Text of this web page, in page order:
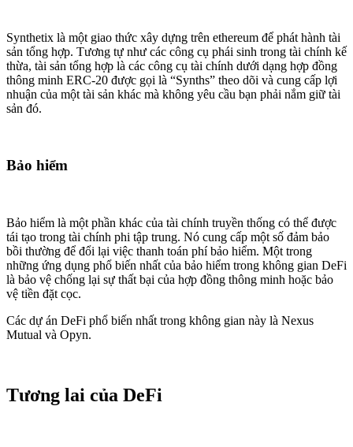
Synthetix là một giao thức xây dựng trên ethereum để phát hành tài
sản tổng hợp. Tương tự như các công cụ phái sinh trong tài chính kế
thừa, tài sản tổng hợp là các công cụ tài chính dưới dạng hợp đồng
thông minh ERC-20 được gọi là “Synths” theo dõi và cung cấp lợi
nhuận của một tài sản khác mà không yêu cầu bạn phải nắm giữ tài
sản đó.
Bảo hiểm
Bảo hiểm là một phần khác của tài chính truyền thống có thể được
tái tạo trong tài chính phi tập trung. Nó cung cấp một số đảm bảo
bồi thường để đổi lại việc thanh toán phí bảo hiểm. Một trong
những ứng dụng phổ biến nhất của bảo hiểm trong không gian DeFi
là bảo vệ chống lại sự thất bại của hợp đồng thông minh hoặc bảo
vệ tiền đặt cọc.
Các dự án DeFi phổ biến nhất trong không gian này là Nexus
Mutual và Opyn.
Tương lai của DeFi